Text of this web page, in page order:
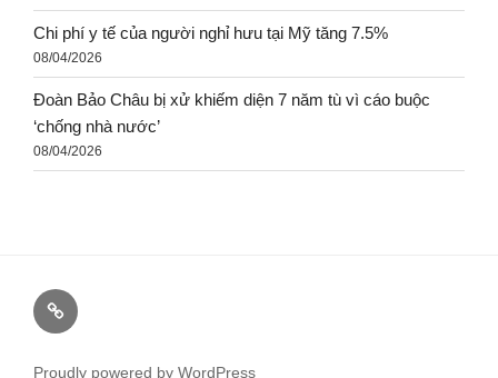
YÊU THƯƠNG THUỐC TIÊN CHỮA BỆNH – MD Đức
Tâm
08/05/2026
Tiễn biệt anh Nguyễn Quốc Nam – Van Huynh Ngoc-Châu
08/05/2026
CHÚA CŨNG THUA – Lm. Minh Anh, Tgp. Huế
08/04/2026
Chi phí y tế của người nghỉ hưu tại Mỹ tăng 7.5%